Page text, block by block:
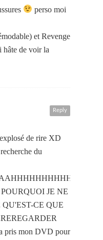
perso moi
et Revenge
hâte de voir la
Reply
de rire XD
du
JE NE
CE QUE
pris mon DVD pour